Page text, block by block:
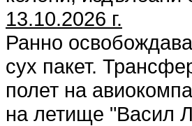
13.10.2026 г.
Ранно
сух пакет.
полет на
на летище "Васил